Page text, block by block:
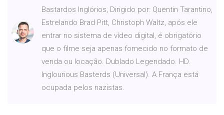
Bastardos Inglórios, Dirigido por: Quentin Tarantino,
Estrelando Brad Pitt, Christoph Waltz, após ele
entrar no sistema de vídeo digital, é obrigatório
que o filme seja apenas fornecido no formato de
venda ou locação. Dublado Legendado. HD.
Inglourious Basterds (Universal). A França está
ocupada pelos nazistas.